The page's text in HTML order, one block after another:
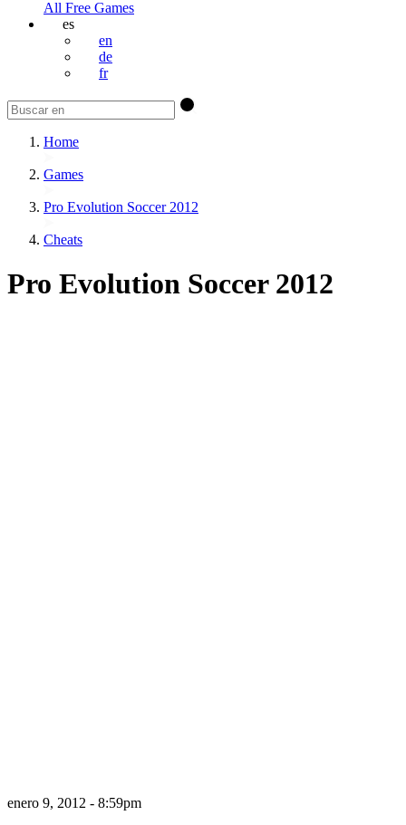
All Free Games
es
en
de
fr
Home
Games
Pro Evolution Soccer 2012
Cheats
Pro Evolution Soccer 2012
enero 9, 2012 - 8:59pm